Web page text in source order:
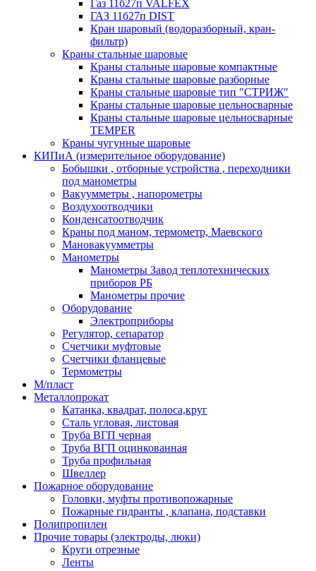
Газ 11б27п VALFEX
ГАЗ 11б27п DIST
Кран шаровый (водоразборный, кран-
фильтр)
Краны стальные шаровые
Краны стальные шаровые компактные
Краны стальные шаровые разборные
Краны стальные шаровые тип "СТРИЖ"
Краны стальные шаровые цельносварные
Краны стальные шаровые цельносварные
TEMPER
Краны чугунные шаровые
КИПиА (измерительное оборудование)
Бобышки , отборные устройства , переходники
под манометры
Вакуумметры , напорометры
Воздухоотводчики
Конденсатоотводчик
Краны под маном, термометр, Маевского
Мановакуумметры
Манометры
Манометры Завод теплотехнических
приборов РБ
Манометры прочие
Оборудование
Электроприборы
Регулятор, сепаратор
Счетчики муфтовые
Счетчики фланцевые
Термометры
М/пласт
Металлопрокат
Катанка, квадрат, полоса,круг
Сталь угловая, листовая
Труба ВГП черная
Труба ВГП оцинкованная
Труба профильная
Швеллер
Пожарное оборудование
Головки, муфты противопожарные
Пожарные гидранты , клапана, подставки
Полипропилен
Прочие товары (электроды, люки)
Круги отрезные
Ленты